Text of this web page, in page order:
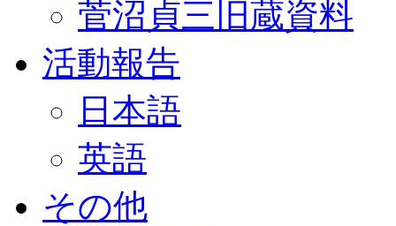
菅沼貞三旧蔵資料
活動報告
日本語
英語
その他